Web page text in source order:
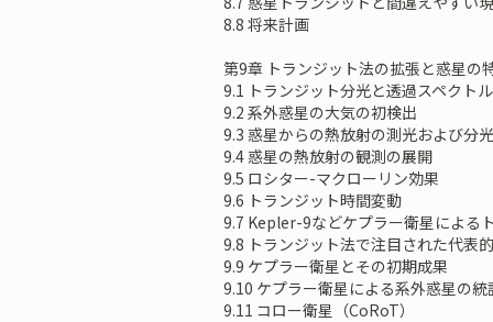
8.8 将来計画
第9章 トランジット法の拡張と惑星の
9.1 トランジット分光と透過スペクトル
9.2 系外惑星の大気の初検出
9.3 惑星からの熱放射の測光および分光
9.4 惑星の熱放射の観測の展開
9.5 ロシター-マクローリン効果
9.6 トランジット時間変動
9.7 Kepler-9などケプラー衛星による
9.8 トランジット法で注目された代表
9.9 ケプラー衛星とその初期成果
9.10 ケプラー衛星による系外惑星の統
9.11 コロー衛星（CoRoT）